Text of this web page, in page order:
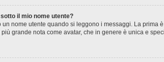
il mio nome utente?
nome utente quando si leggono i messaggi. La
grande nota come avatar, che in genere è unica e